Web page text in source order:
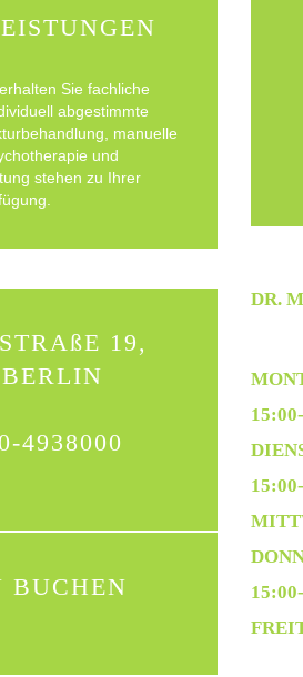
Sie fachliche
abgestimmte
manuelle
und
stehen zu Ihrer
19,
4938000
BUCHEN
DR.